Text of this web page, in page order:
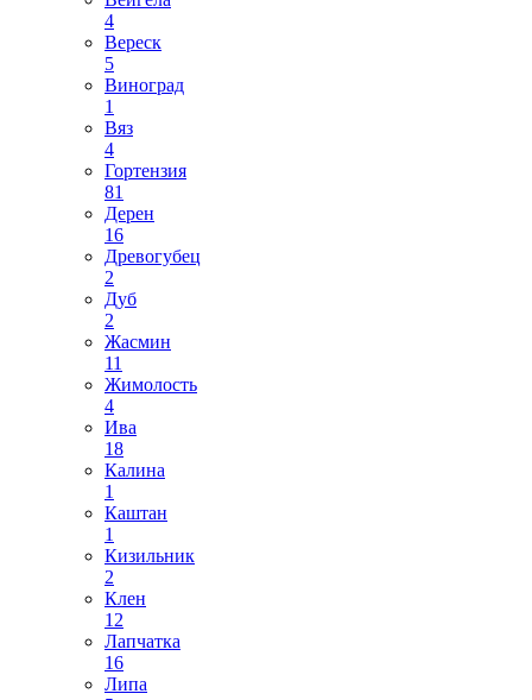
4
Вереск
5
Виноград
1
Вяз
4
Гортензия
81
Дерен
16
Древогубец
2
Дуб
2
Жасмин
11
Жимолость
4
Ива
18
Калина
1
Каштан
1
Кизильник
2
Клен
12
Лапчатка
16
Липа